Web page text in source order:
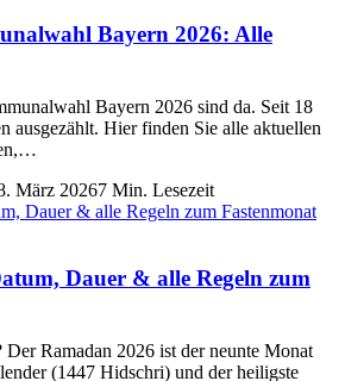
Bayern 2026: Alle
Bayern 2026 sind da. Seit 18
ausgezählt. Hier finden Sie alle aktuellen
März 20267 Min. Lesezeit
Dauer & alle Regeln zum
Der Ramadan 2026 ist der neunte Monat
(1447 Hidschri) und der heiligste